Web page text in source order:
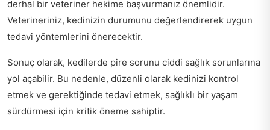
derhal bir veteriner hekime başvurmanız önemlidir.
Veterineriniz, kedinizin durumunu değerlendirerek uygun
tedavi yöntemlerini önerecektir.
Sonuç olarak, kedilerde pire sorunu ciddi sağlık sorunlarına
yol açabilir. Bu nedenle, düzenli olarak kedinizi kontrol
etmek ve gerektiğinde tedavi etmek, sağlıklı bir yaşam
sürdürmesi için kritik öneme sahiptir.